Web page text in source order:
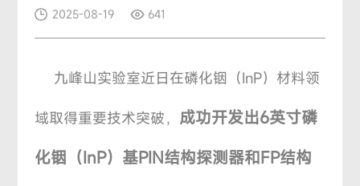
2025-08-19 641
九峰山实验室近日在磷化铟（InP）材料领
域取得重要技术突破， 成功开发出6英寸磷
化铟（InP）基PIN结构探测器和FP结构